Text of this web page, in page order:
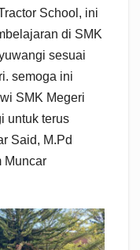
School, ini
di SMK
sesuai
semoga ini
SMK Megeri
untuk terus
Said, M.Pd
Muncar